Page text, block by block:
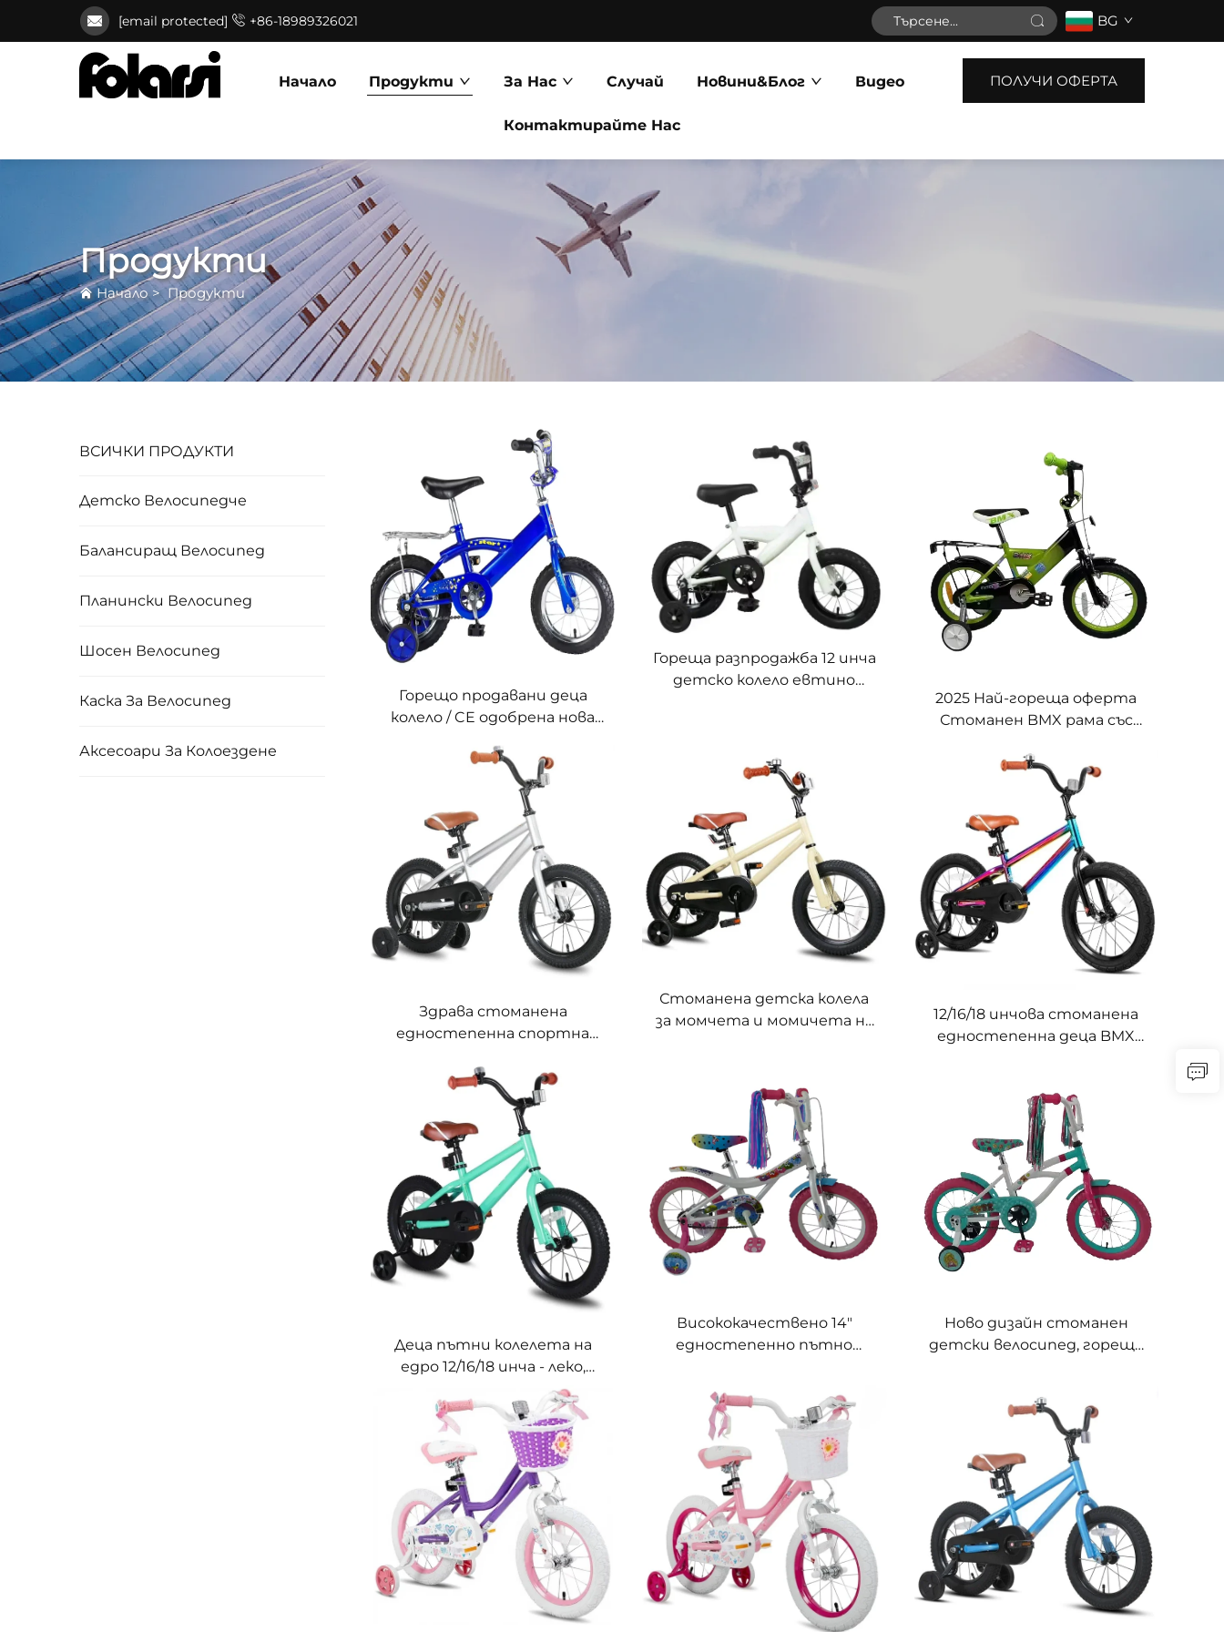
[email protected] +86-18989326021 BG
Начало Продукти За Нас Случай Новини&Блог Видео
Контактирайте Нас
ПОЛУЧИ ОФЕРТА
Продукти
Начало> Продукти
ВСИЧКИ ПРОДУКТИ
Детско Велосипедче
Балансиращ Велосипед
Планински Велосипед
Шосен Велосипед
Каска За Велосипед
Аксесоари За Колоездене
Горещо продавани деца
колело / CE одобрена нова
дете / евтино 4 колелно
детско колело за бебета на
възраст от 3 до 10 години
Гореща разпродажба 12 инча
детско колело евтино
2025 Най-гореща оферта
Стоманен BMX рама със
спирачка и ученически
колелца, товароносимост
75 кг за детски велосипед за
момчета
Здрава стоманена
едностепенна спортна
инча, регулируема, лека за
деца
Стоманена детска колела
за момчета и момичета на
едностепенна, с твърда
рамка, тренировъчни
колелца
12/16/18 инчова стоманена
едностепенна деца BMX
Деца пътни колелета на
едро 12/16/18 инча - леко,
издръжливо стоманено
рамо, спортно колело за
момчета и момичета
Висококачествено 14"
едностепенно пътно
стоманен вилков уред,
обикновен педал, меко
червено улично колело
Ново дизайн стоманен
детски велосипед, горещо
играчка за каране с
обикновени педали и
едностепенна скоростна
кутия за пролетта